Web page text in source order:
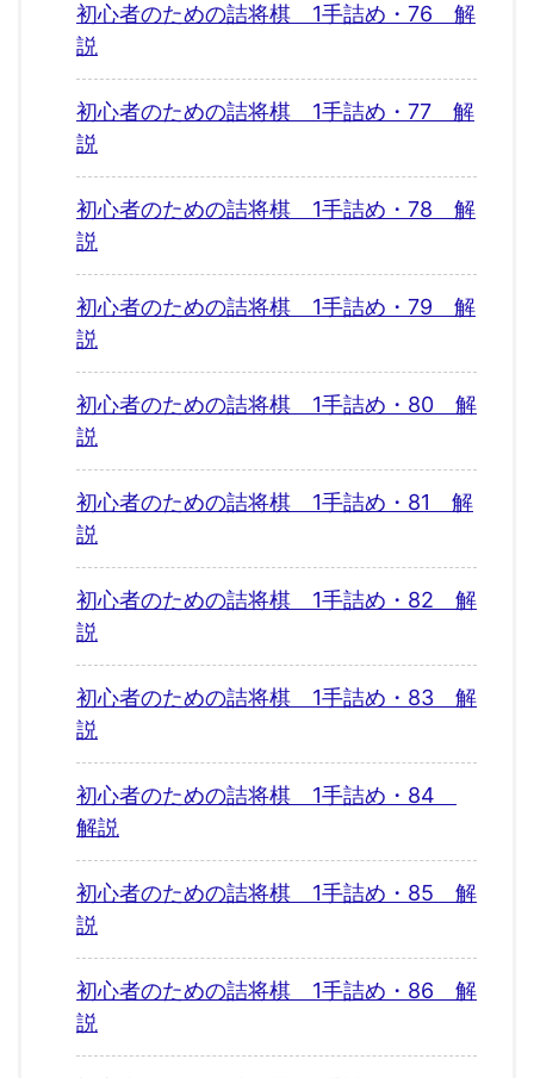
初心者のための詰将棋 1手詰め・76 解
説
初心者のための詰将棋 1手詰め・77 解
説
初心者のための詰将棋 1手詰め・78 解
説
初心者のための詰将棋 1手詰め・79 解
説
初心者のための詰将棋 1手詰め・80 解
説
初心者のための詰将棋 1手詰め・81 解
説
初心者のための詰将棋 1手詰め・82 解
説
初心者のための詰将棋 1手詰め・83 解
説
初心者のための詰将棋 1手詰め・84
解説
初心者のための詰将棋 1手詰め・85 解
説
初心者のための詰将棋 1手詰め・86 解
説